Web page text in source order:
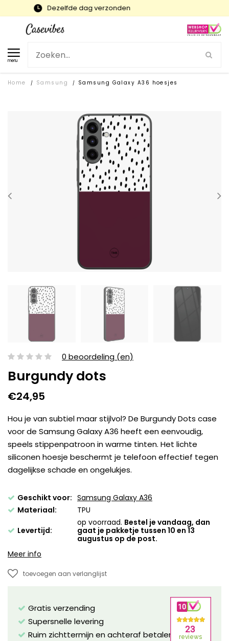
Snelle levering en gratis ruilen
menu
Home / Samsung / Samsung Galaxy A36 hoesjes
0 beoordeling (en)
Burgundy dots
€24,95
Hou je van subtiel maar stijlvol? De Burgundy Dots case
voor de Samsung Galaxy A36 heeft een eenvoudig,
speels stippenpatroon in warme tinten. Het lichte
siliconen hoesje beschermt je telefoon effectief tegen
dagelijkse schade en ongelukjes.
Geschikt voor: Samsung Galaxy A36
Materiaal:
TPU
Levertijd:
op voorraad. Bestel je vandaag, dan
gaat je pakketje tussen 10 en 13
augustus op de post.
Meer info
toevoegen aan verlanglijst
Gratis verzending
Supersnelle levering
Ruim zichttermijn en achteraf betalen mogelijk!